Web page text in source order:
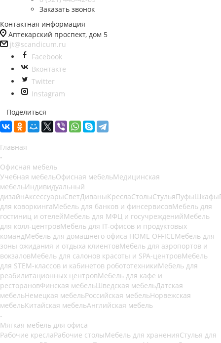
Заказать звонок
Контактная информация
Аптекарский проспект, дом 5
jt@scandicum.ru
Facebook
Вконтакте
Twitter
Instagram
Поделиться
Главная
-
Офисная мебель
Учебная мебельОфисная мебельМедицинская
мебельИндивидуальный
дизайнАксессуарыСветДиваныКреслаСтолыСтульяПуфыШкафы
для коворкингаМебель для банков и финсервисовМебель для
гостиниц и отелейМебель для МФЦ и госучрежденийМебель
для колл-центровМебель для IT-офисов и продуктовых
командМебель для домашнего офиса HOME OFFICEМебель для
зоны ожидания и отдыха клиентовМебель для аэропортов и
вокзаловМебель для салонов красоты и SPA-центровМебель
для STEM-классов и кабинетов робототехникиМебель для
реабилитационных центровМебель для кафе и
ресторановФинская мебельШведская мебельДатская
мебельНемецкая мебельРоссийская мебельНорвежская
мебельКитайская мебельАнглийская мебель
-
Мягкая мебель для офиса
Рабочие креслаРабочие столыМебель для храненияСтулья для